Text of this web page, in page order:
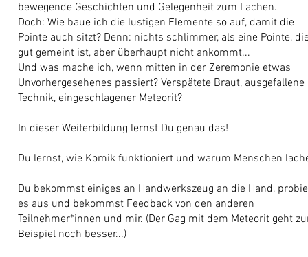
bewegende Geschichten und Gelegenheit zum Lachen.
Doch: Wie baue ich die lustigen Elemente so auf, damit die
Pointe auch sitzt? Denn: nichts schlimmer, als eine Pointe,
gut gemeint ist, aber überhaupt nicht ankommt...
Und was mache ich, wenn mitten in der Zeremonie etwas
Unvorhergesehenes passiert? Verspätete Braut, ausgefallene
Technik, eingeschlagener Meteorit?
In dieser Weiterbildung lernst Du genau das!
Du lernst, wie Komik funktioniert und warum Menschen
Du bekommst einiges an Handwerkszeug an die Hand,
es aus und bekommst Feedback von den anderen
Teilnehmer*innen und mir. (Der Gag mit dem Meteorit geht
Beispiel noch besser...)